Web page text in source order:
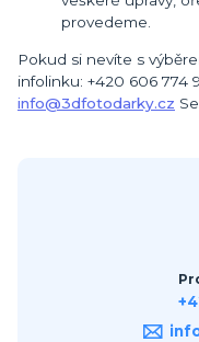
provedeme.
Pokud si nevíte s
infolinku: +420 606 774
info@3dfotodarky.cz